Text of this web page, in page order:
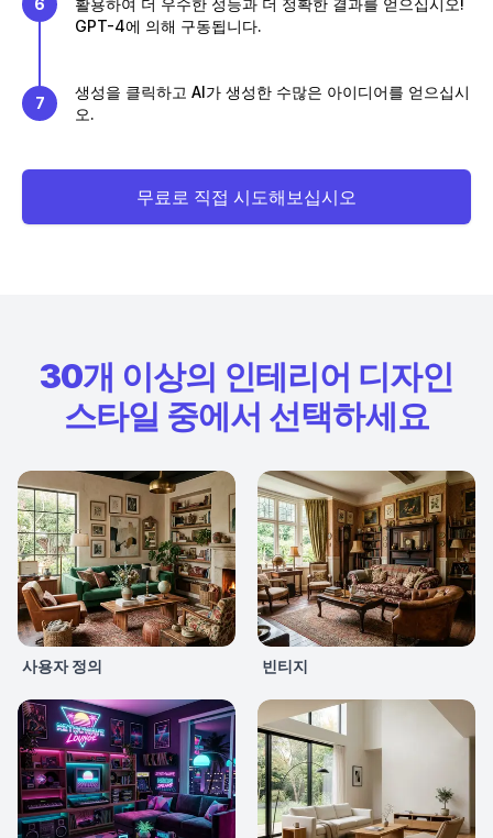
GPT-4에 의해 구동됩니다.
7
생성을 클릭하고 AI가 생성한 수많은 아이디어를 얻으십시
오.
무료로 직접 시도해보십시오
30개 이상의 인테리어 디자인
스타일 중에서 선택하세요
사용자 정의 빈티지